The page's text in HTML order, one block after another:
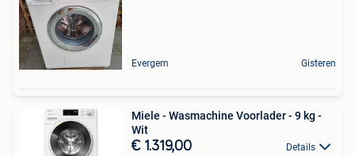
Evergem Gisteren
Miele - Wasmachine Voorlader - 9 kg -
Wit
€ 1.319,00 Details